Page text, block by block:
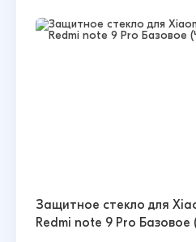
Защитное стекло для
Redmi note 9 Pro Базовое